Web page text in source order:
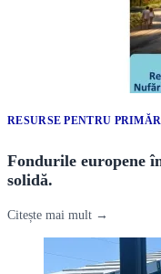
RESURSE PENTRU
Fondurile europene
solidă.
Citește mai mult →